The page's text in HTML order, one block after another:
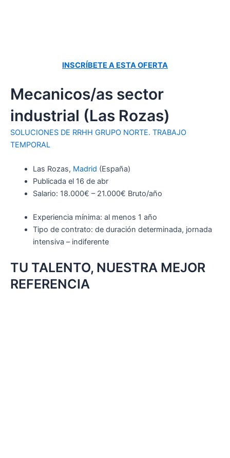
INSCRÍBETE A ESTA OFERTA
Mecanicos/as sector
industrial (Las Rozas)
SOLUCIONES DE RRHH GRUPO NORTE. TRABAJO
TEMPORAL
Las Rozas, Madrid (España)
Publicada el 16 de abr
Salario: 18.000€ – 21.000€ Bruto/año
Experiencia mínima: al menos 1 año
Tipo de contrato: de duración determinada, jornada
intensiva – indiferente
TU TALENTO, NUESTRA MEJOR
REFERENCIA